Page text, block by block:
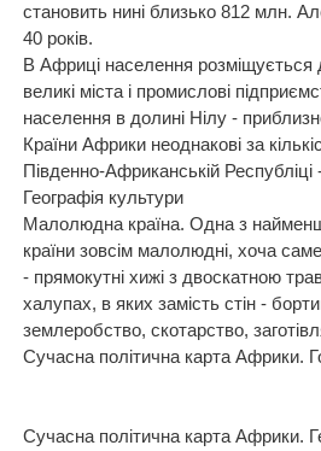
становить нині близько 812 млн.
40 років.
В Африці населення розміщується
великі міста і промислові
населення в долині Нілу -
Країни Африки неоднакові за
Південно-Африканській
Географія культури
Малолюдна країна. Одна з найменш
країни зовсім малолюдні, хоча
- прямокутні хижі з двоскатною
халупах, в яких замість стін -
землеробство, скотарство,
Сучасна політична карта Африки.
Cучасна політична карта Африки.